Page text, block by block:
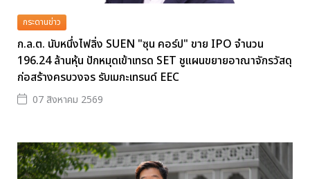
กระดานข่าว
ก.ล.ต. นับหนึ่งไฟลิ่ง SUEN "ซุน คอร์ป" ขาย IPO จำนวน
196.24 ล้านหุ้น ปักหมุดเข้าเทรด SET ชูแผนขยายอาณาจักรวัสดุ
ก่อสร้างครบวงจร รับเมกะเทรนด์ EEC
07 สิงหาคม 2569